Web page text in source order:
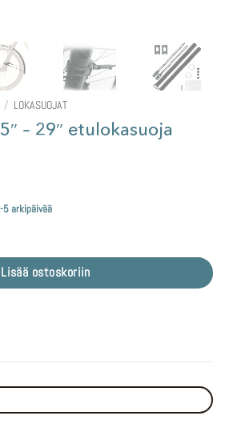
/ LOKASUOJAT
– 29″ etulokasuoja
arkipäivää
75mm määrä
Lisää ostoskoriin